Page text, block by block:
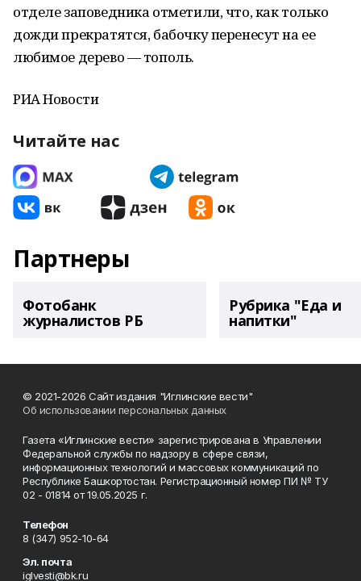
отделе заповедника отметили, что, как только
дожди прекратятся, бабочку перенесут на ее
любимое дерево — тополь.
РИА Новости
Читайте нас
Партнеры
Фотобанк
журналистов РБ
Рубрика "Еда и
напитки"
© 2021-2026 Сайт издания "Иглинские вести"
Об использовании персональных данных
Газета «Иглинские вести» зарегистрирована в Управлении
Федеральной службы по надзору в сфере связи,
информационных технологий и массовых коммуникаций по
Республике Башкортостан. Регистрационный номер ПИ № ТУ
02 - 01814 от 19.05.2025 г.
Телефон
8 (347) 952-10-64
Эл. почта
iglvesti@bk.ru